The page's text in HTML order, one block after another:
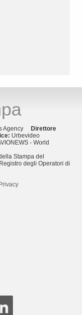
Agency
Direttore
Urbevideo
- World
Stampa del
degli Operatori di
Privacy